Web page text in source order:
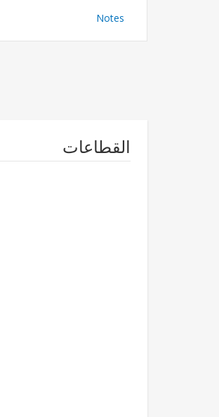
Notes
القطاعات